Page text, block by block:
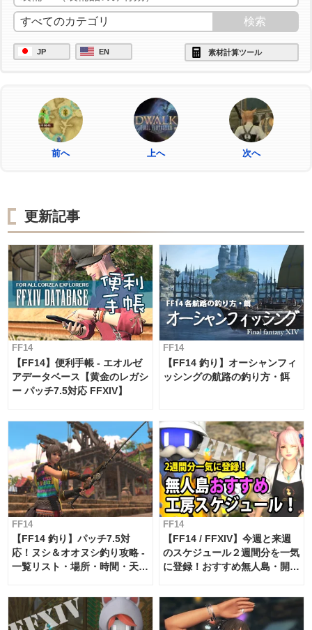
JP EN 素材計算ツール
前へ 上へ 次へ
更新記事
FF14
【FF14】便利手帳 - エオルゼ
アデータベース【黄金のレガシ
ー パッチ7.5対応 FFXIV】
FF14
【FF14 釣り】オーシャンフィ
ッシングの航路の釣り方・餌
FF14
【FF14 釣り】パッチ7.5対
応！ヌシ＆オオヌシ釣り攻略 -
一覧リスト・場所・時間・天
FF14
【FF14 / FFXIV】今週と来週
のスケジュール２週間分を一気
に登録！おすすめ無人島・開拓
対応 / 毎週更新中】